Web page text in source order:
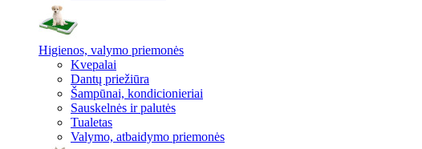
Higienos, valymo priemonės
Kvepalai
Dantų priežiūra
Šampūnai, kondicionieriai
Sauskelnės ir palutės
Tualetas
Valymo, atbaidymo priemonės